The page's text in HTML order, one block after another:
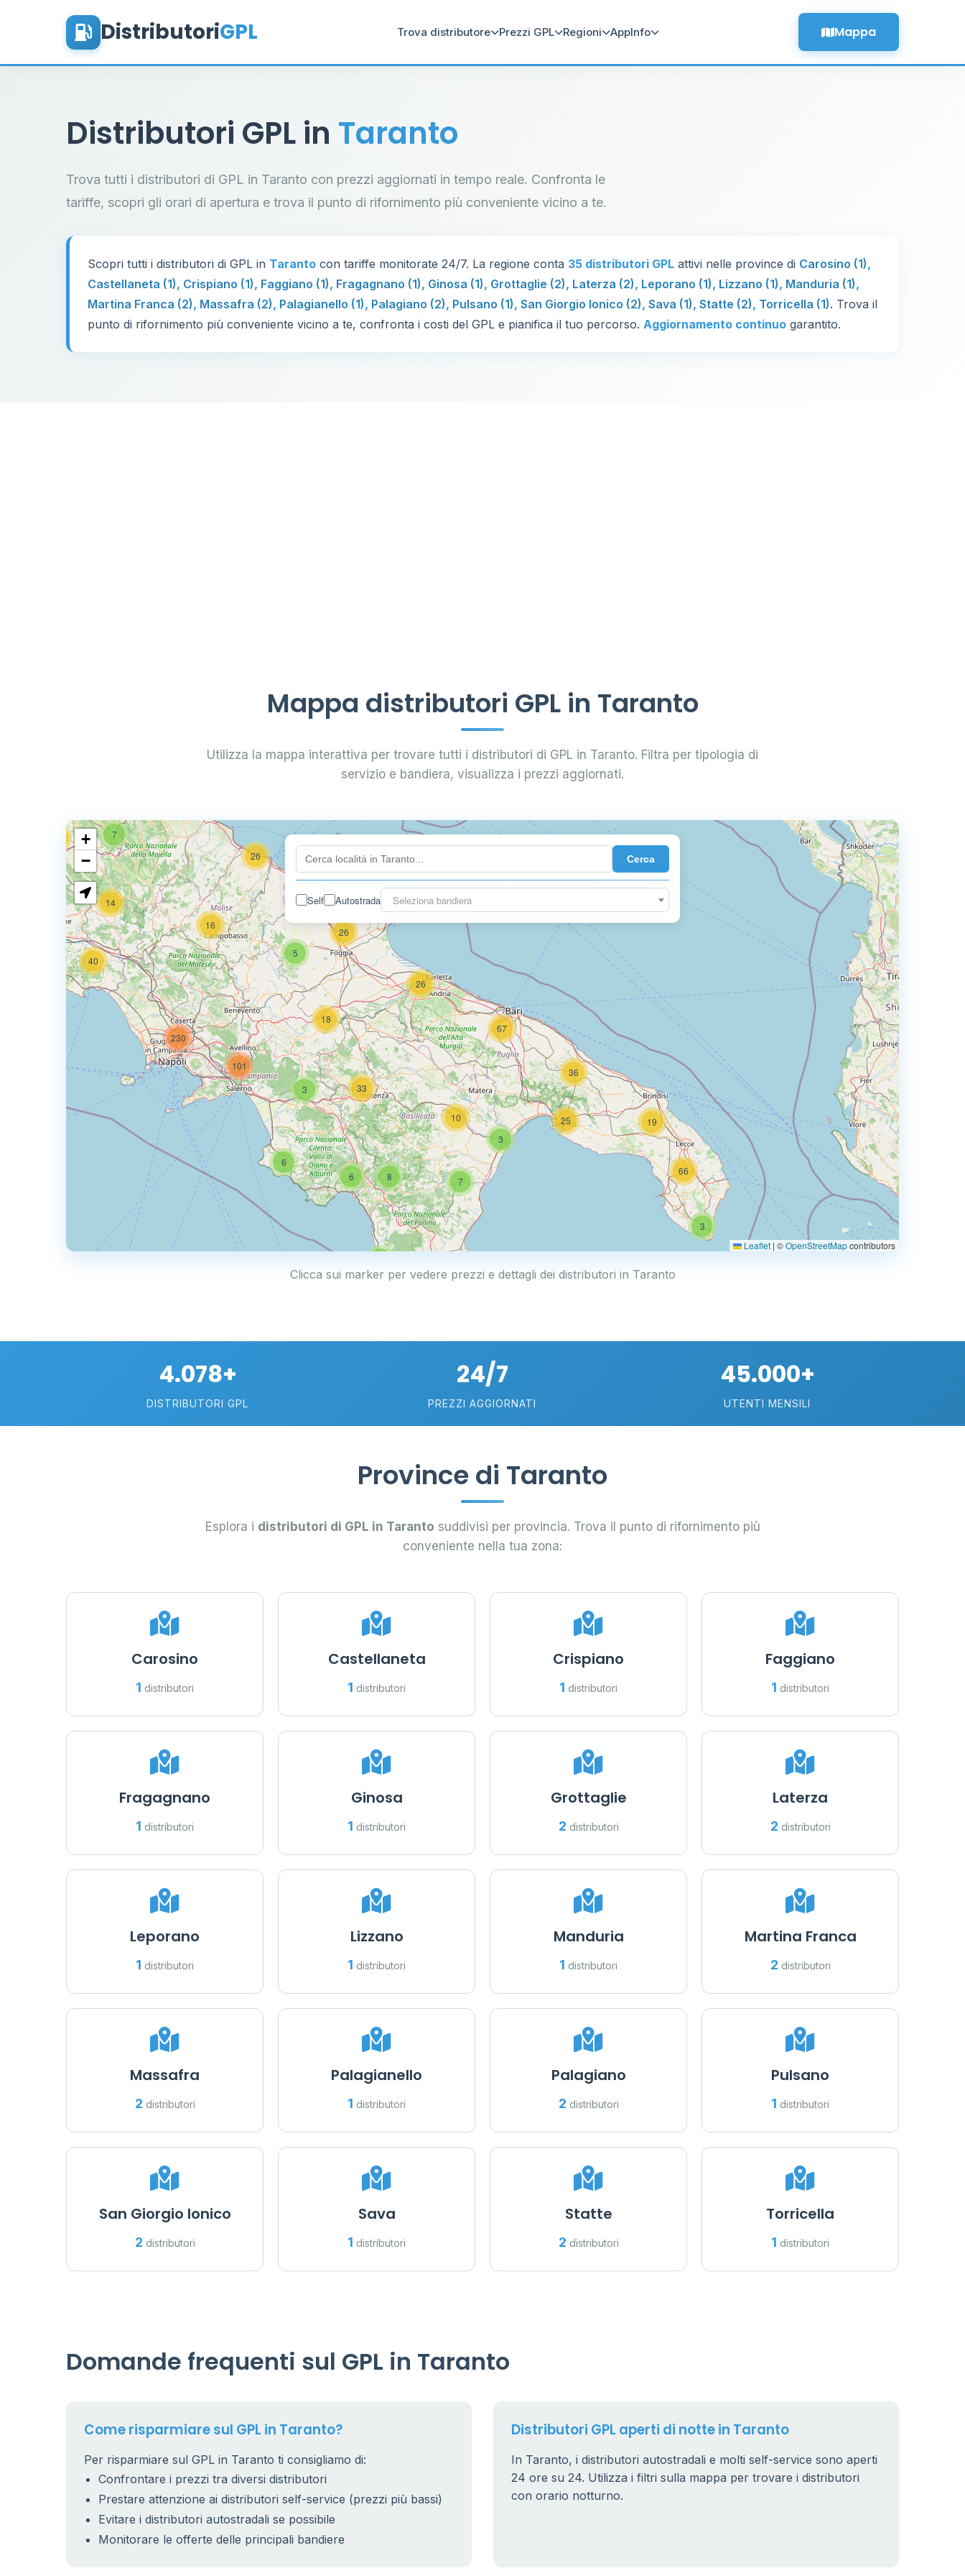
DistributoriGPL Trova distributore Prezzi GPL Regioni AppInfo Mappa
Distributori GPL in Taranto
Trova tutti i distributori di GPL in Taranto con prezzi aggiornati in tempo reale. Confronta le
tariffe, scopri gli orari di apertura e trova il punto di rifornimento più conveniente vicino a te.
Scopri tutti i distributori di GPL in Taranto con tariffe monitorate 24/7. La regione conta 35 distributori GPL attivi nelle province di Carosino (1),
Castellaneta (1), Crispiano (1), Faggiano (1), Fragagnano (1), Ginosa (1), Grottaglie (2), Laterza (2), Leporano (1), Lizzano (1), Manduria (1),
Martina Franca (2), Massafra (2), Palagianello (1), Palagiano (2), Pulsano (1), San Giorgio Ionico (2), Sava (1), Statte (2), Torricella (1). Trova il
punto di rifornimento più conveniente vicino a te, confronta i costi del GPL e pianifica il tuo percorso. Aggiornamento continuo garantito.
Mappa distributori GPL in Taranto
Utilizza la mappa interattiva per trovare tutti i distributori di GPL in Taranto. Filtra per tipologia di
servizio e bandiera, visualizza i prezzi aggiornati.
Cerca
Self Autostrada Seleziona bandiera
7 20
3
66
5
14
26
16
7
40
101
230
6
6
15
7
8
3
10
2
3 33
18
25 19
36
26
26
67
+
−
Leaflet | ©OpenStreetMapcontributors
Clicca sui marker per vedere prezzi e dettagli dei distributori in Taranto
4.078+
DISTRIBUTORI GPL
24/7
PREZZI AGGIORNATI
45.000+
UTENTI MENSILI
Province di Taranto
Esplora i distributori di GPL in Taranto suddivisi per provincia. Trova il punto di rifornimento più
conveniente nella tua zona:
Carosino
1 distributori
Castellaneta
1 distributori
Crispiano
1 distributori
Faggiano
1 distributori
Fragagnano
1 distributori
Ginosa
1 distributori
Grottaglie
2 distributori
Laterza
2 distributori
Leporano
1 distributori
Lizzano
1 distributori
Manduria
1 distributori
Martina Franca
2 distributori
Massafra
2 distributori
Palagianello
1 distributori
Palagiano
2 distributori
Pulsano
1 distributori
San Giorgio Ionico
2 distributori
Sava
1 distributori
Statte
2 distributori
Torricella
1 distributori
Domande frequenti sul GPL in Taranto
Come risparmiare sul GPL in Taranto?
Per risparmiare sul GPL in Taranto ti consigliamo di:
Confrontare i prezzi tra diversi distributori
Prestare attenzione ai distributori self-service (prezzi più bassi)
Evitare i distributori autostradali se possibile
Monitorare le offerte delle principali bandiere
Distributori GPL aperti di notte in Taranto
In Taranto, i distributori autostradali e molti self-service sono aperti
24 ore su 24. Utilizza i filtri sulla mappa per trovare i distributori
con orario notturno.